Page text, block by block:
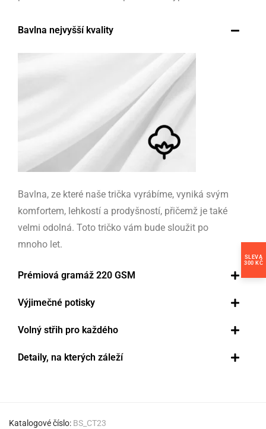
Bavlna nejvyšší kvality
Bavlna, ze které naše trička vyrábíme, vyniká svým
komfortem, lehkostí a prodyšností, přičemž je také
velmi odolná. Toto tričko vám bude sloužit po
mnoho let.
Prémiová gramáž 220 GSM
Výjimečné potisky
Volný střih pro každého
Detaily, na kterých záleží
Katalogové číslo: BS_CT23
SLEVA
300 KČ